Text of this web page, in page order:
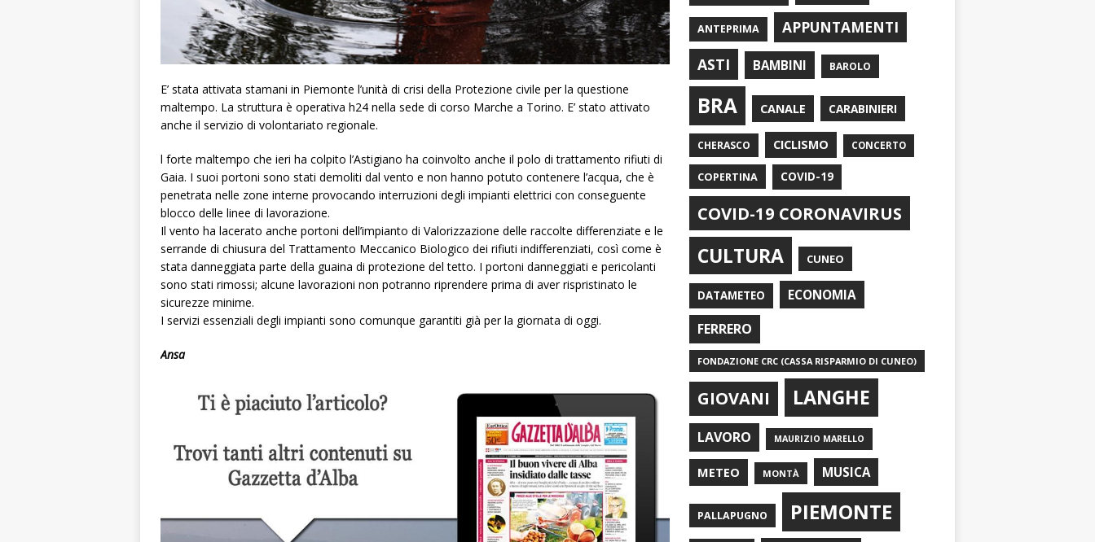
E’ stata attivata stamani in Piemonte l’unità di crisi della Protezione civile per la questione
maltempo. La struttura è operativa h24 nella sede di corso Marche a Torino. E’ stato attivato
anche il servizio di volontariato regionale.
l forte maltempo che ieri ha colpito l’Astigiano ha coinvolto anche il polo di trattamento rifiuti di
Gaia. I suoi portoni sono stati demoliti dal vento e non hanno potuto contenere l’acqua, che è
penetrata nelle zone interne provocando interruzioni degli impianti elettrici con conseguente
blocco delle linee di lavorazione.
Il vento ha lacerato anche portoni dell’impianto di Valorizzazione delle raccolte differenziate e le
serrande di chiusura del Trattamento Meccanico Biologico dei rifiuti indifferenziati, così come è
stata danneggiata parte della guaina di protezione del tetto. I portoni danneggiati e pericolanti
sono stati rimossi; alcune lavorazioni non potranno riprendere prima di aver rispristinato le
sicurezze minime.
I servizi essenziali degli impianti sono comunque garantiti già per la giornata di oggi.
Ansa
ANTEPRIMA
APPUNTAMENTI
ASTI
BAMBINI BAROLO
BRA CANALE CARABINIERI
CHERASCO CICLISMO CONCERTO
COPERTINA COVID-19
COVID-19 CORONAVIRUS
CULTURA CUNEO
DATAMETEO ECONOMIA
FERRERO
FONDAZIONE CRC (CASSA RISPARMIO DI CUNEO)
GIOVANI LANGHE
LAVORO MAURIZIO MARELLO
METEO MONTÀ MUSICA
PALLAPUGNO PIEMONTE